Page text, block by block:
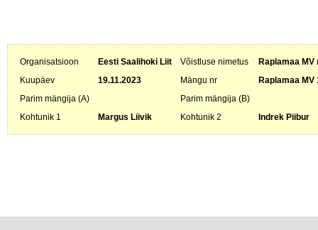
Organisatsioon Eesti Saalihoki Liit Võistluse nimetus
Raplamaa
Kuupäev
19.11.2023 Mängu nr
Raplamaa MV
Parim mängija (A)
Parim mängija (B)
Kohtunik 1
Margus Liivik Kohtunik 2 Indrek Piibur